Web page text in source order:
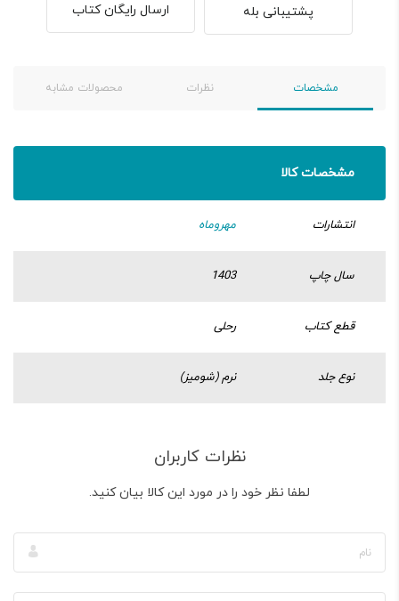
پشتیبانی بله ارسال رایگان کتاب
مشخصات نظرات محصولات مشابه
مشخصات کالا
انتشارات مهروماه
سال چاپ 1403
قطع کتاب رحلی
نوع جلد نرم (شومیز)
نظرات کاربران
لطفا نظر خود را در مورد این کالا بیان کنید.